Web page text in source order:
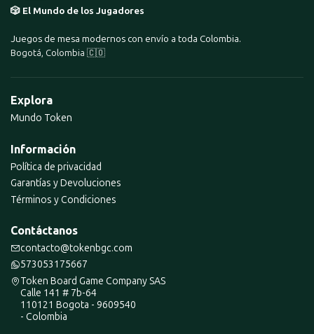
🎲 El Mundo de los Jugadores
Juegos de mesa modernos con envío a toda Colombia.
Bogotá, Colombia 🇨🇴
Explora
Mundo Token
Información
Política de privacidad
Garantías y Devoluciones
Términos y Condiciones
Contáctanos
contacto@tokenbgc.com
573053175667
Token Board Game Company SAS
Calle 141 # 7b-64
110121 Bogota - 9609540
- Colombia